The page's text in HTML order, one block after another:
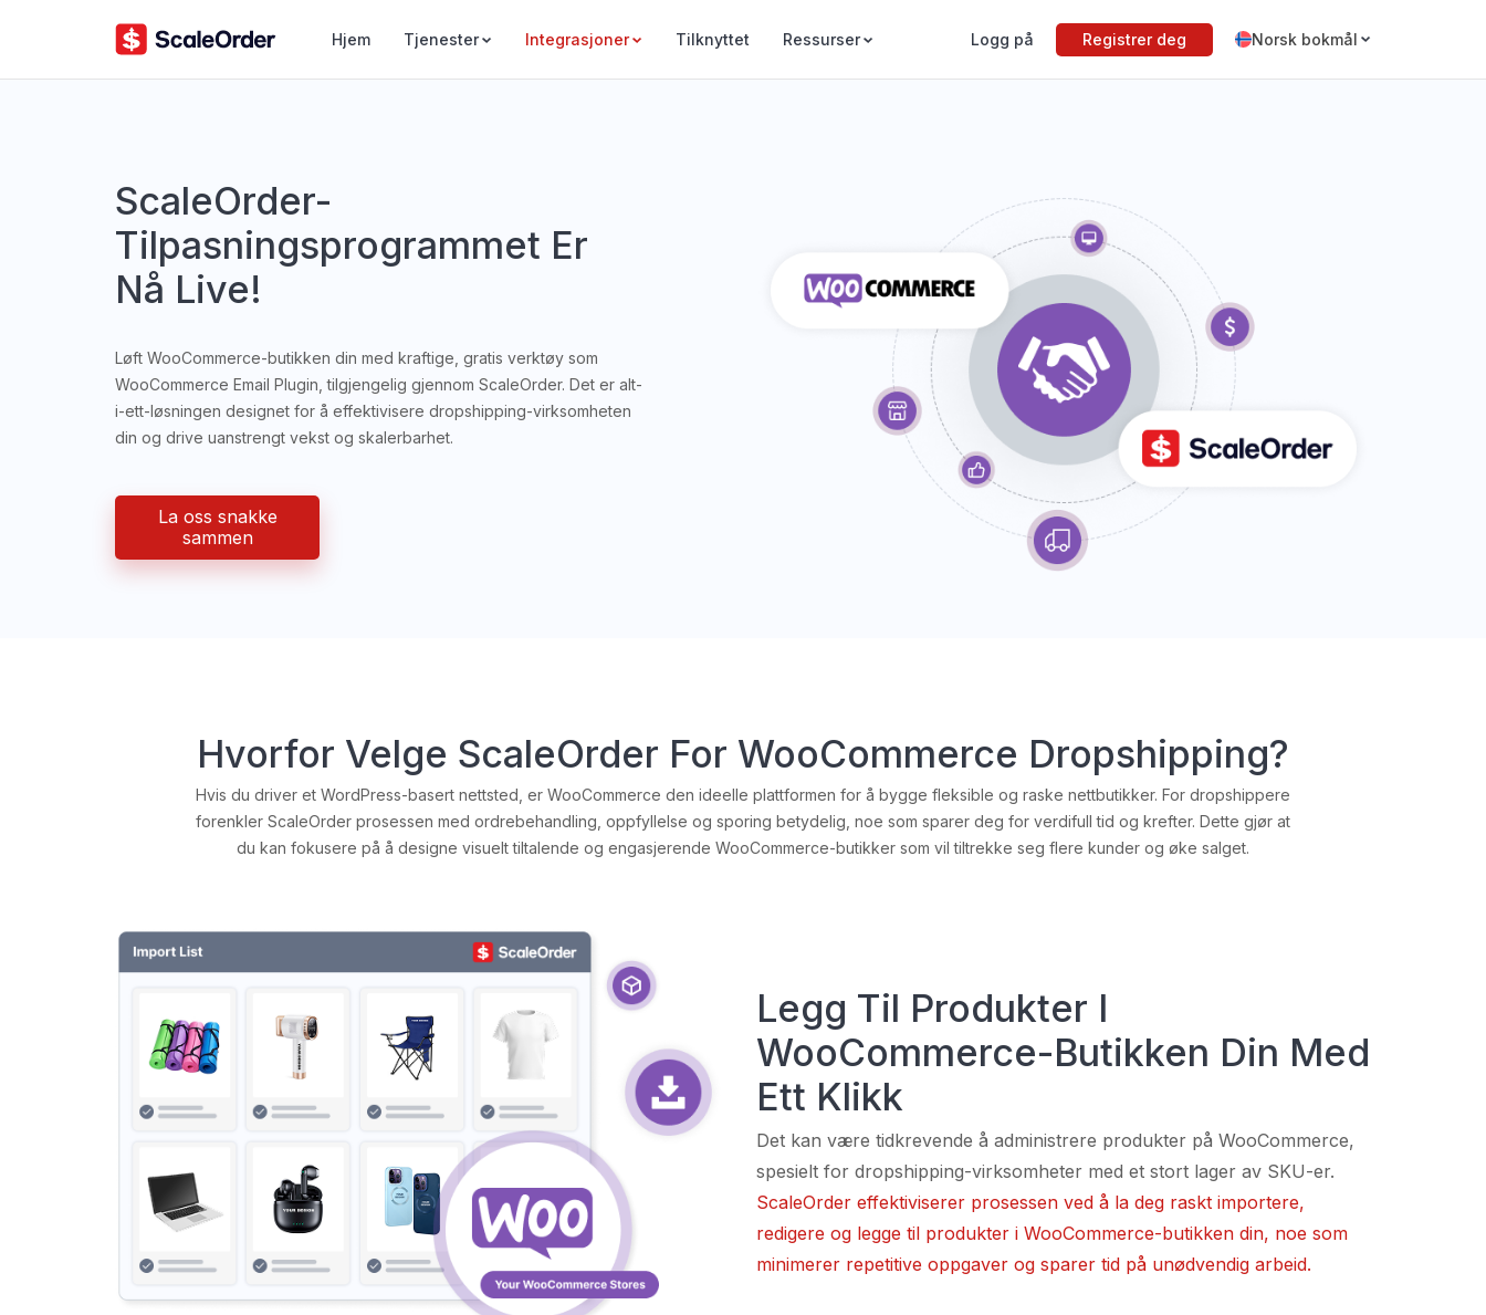
Hjem Tjenester Integrasjoner Tilknyttet Ressurser Logg på Registrer deg Norsk bokmål
ScaleOrder-
Tilpasningsprogrammet Er
Nå Live!
Løft WooCommerce-butikken din med kraftige, gratis verktøy som
WooCommerce Email Plugin, tilgjengelig gjennom ScaleOrder. Det er alt-
i-ett-løsningen designet for å effektivisere dropshipping-virksomheten
din og drive uanstrengt vekst og skalerbarhet.
La oss snakke
sammen
Hvorfor Velge ScaleOrder For WooCommerce Dropshipping?
Hvis du driver et WordPress-basert nettsted, er WooCommerce den ideelle plattformen for å bygge fleksible og raske nettbutikker. For dropshippere
forenkler ScaleOrder prosessen med ordrebehandling, oppfyllelse og sporing betydelig, noe som sparer deg for verdifull tid og krefter. Dette gjør at
du kan fokusere på å designe visuelt tiltalende og engasjerende WooCommerce-butikker som vil tiltrekke seg flere kunder og øke salget.
Legg Til Produkter I
WooCommerce-Butikken Din Med
Ett Klikk
Det kan være tidkrevende å administrere produkter på WooCommerce,
spesielt for dropshipping-virksomheter med et stort lager av SKU-er.
ScaleOrder effektiviserer prosessen ved å la deg raskt importere,
redigere og legge til produkter i WooCommerce-butikken din, noe som
minimerer repetitive oppgaver og sparer tid på unødvendig arbeid.